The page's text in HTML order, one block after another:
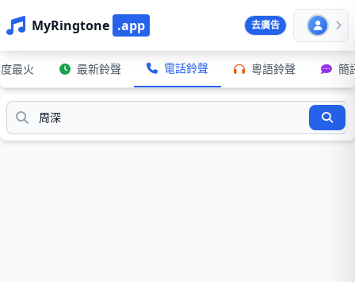
MyRingtone .app 去廣告
最火 最新鈴聲 電話鈴聲 粵語鈴聲 簡